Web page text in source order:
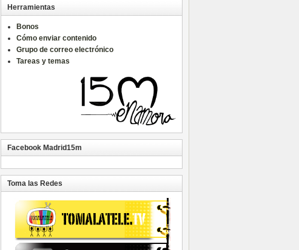
Herramientas
Bonos
Cómo enviar contenido
Grupo de correo electrónico
Tareas y temas
Facebook Madrid15m
Toma las Redes